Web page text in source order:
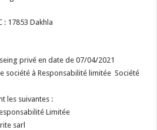
: 17853 Dakhla
privé en date de 07/04/2021
société à Responsabilité limitée Société
les suivantes :
Limitée
sarl